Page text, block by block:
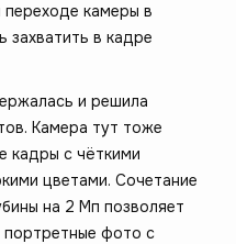
камеры в
в кадре
и решила
Камера тут тоже
кадры с чёткими
цветами. Сочетание
на 2 Мп позволяет
фото с